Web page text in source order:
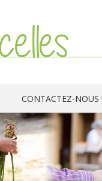
CONTACTEZ-NOUS